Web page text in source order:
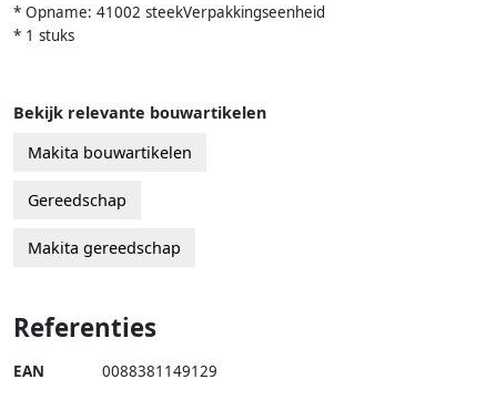
* Opname: 41002 steekVerpakkingseenheid
* 1 stuks
Bekijk relevante bouwartikelen
Makita bouwartikelen
Gereedschap
Makita gereedschap
Referenties
EAN 0088381149129